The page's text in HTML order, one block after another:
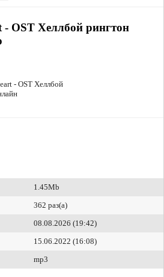
OST Хеллбой рингтон
- OST Хеллбой
1.45Mb
362 раз(а)
08.08.2026 (19:42)
15.06.2022 (16:08)
mp3